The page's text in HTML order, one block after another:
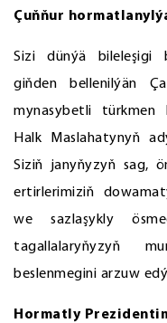
Çuňňur
Sizi dünýä bileleşigi
giňden bellenilýän
mynasybetli türkmen
Halk Maslahatynyň
Siziň janyňyzyň sag,
ertirlerimiziň
we sazlaşykly
tagallalaryňyzyň
beslenmegini arzuw
Hormatly